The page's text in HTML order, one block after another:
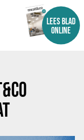
LEES BLAD
ONLINE